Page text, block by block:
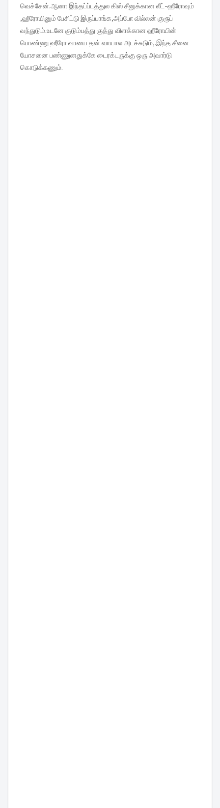
வெச்சேன்.ஆனா இந்தப்ப்டத்துல கிஸ் சீனுக்கான லீட்-ஹீரோவும்
,ஹீரோயினும் பேசிட்டு இருப்பாங்க,அப்போ வில்லன் குரூப்
வந்துடும்.உடனே குடும்பத்து குத்து விளக்கான ஹீரோயின்
பொண்ணு ஹீரோ வாயை தன் வாயால அடச்சுடும்,.இந்த சீனை
யோசனை பண்ணுனதுக்கே டைரக்டருக்கு ஒரு அவார்டு
கொடுக்கணும்.